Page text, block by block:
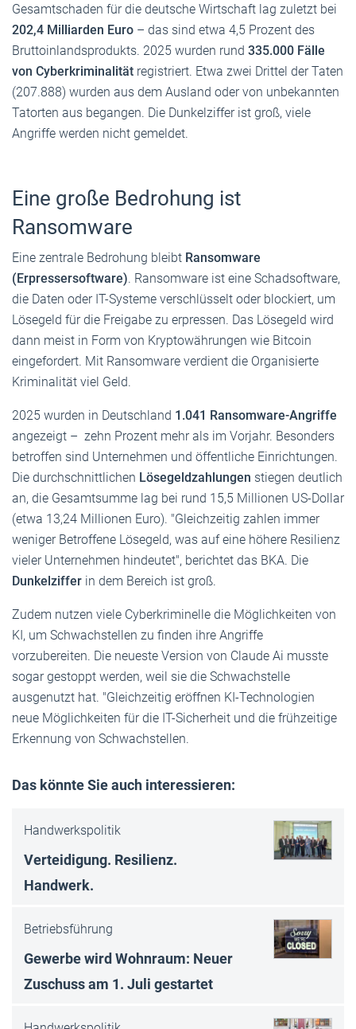
Gesamtschaden für die deutsche Wirtschaft lag zuletzt bei
202,4 Milliarden Euro – das sind etwa 4,5 Prozent des
Bruttoinlandsprodukts. 2025 wurden rund 335.000 Fälle
von Cyberkriminalität registriert. Etwa zwei Drittel der Taten
(207.888) wurden aus dem Ausland oder von unbekannten
Tatorten aus begangen. Die Dunkelziffer ist groß, viele
Angriffe werden nicht gemeldet.
Eine große Bedrohung ist
Ransomware
Eine zentrale Bedrohung bleibt Ransomware
(Erpressersoftware). Ransomware ist eine Schadsoftware,
die Daten oder IT-Systeme verschlüsselt oder blockiert, um
Lösegeld für die Freigabe zu erpressen. Das Lösegeld wird
dann meist in Form von Kryptowährungen wie Bitcoin
eingefordert. Mit Ransomware verdient die Organisierte
Kriminalität viel Geld.
2025 wurden in Deutschland 1.041 Ransomware-Angriffe
angezeigt – zehn Prozent mehr als im Vorjahr. Besonders
betroffen sind Unternehmen und öffentliche Einrichtungen.
Die durchschnittlichen Lösegeldzahlungen stiegen deutlich
an, die Gesamtsumme lag bei rund 15,5 Millionen US-Dollar
(etwa 13,24 Millionen Euro). "Gleichzeitig zahlen immer
weniger Betroffene Lösegeld, was auf eine höhere Resilienz
vieler Unternehmen hindeutet", berichtet das BKA. Die
Dunkelziffer in dem Bereich ist groß.
Zudem nutzen viele Cyberkriminelle die Möglichkeiten von
KI, um Schwachstellen zu finden ihre Angriffe
vorzubereiten. Die neueste Version von Claude Ai musste
sogar gestoppt werden, weil sie die Schwachstelle
ausgenutzt hat. "Gleichzeitig eröffnen KI-Technologien
neue Möglichkeiten für die IT-Sicherheit und die frühzeitige
Erkennung von Schwachstellen.
Das könnte Sie auch interessieren:
Handwerkspolitik
Verteidigung. Resilienz.
Handwerk.
Betriebsführung
Gewerbe wird Wohnraum: Neuer
Zuschuss am 1. Juli gestartet